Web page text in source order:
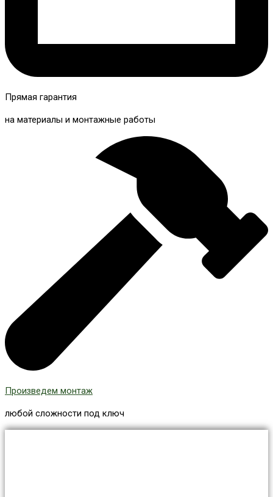
Прямая гарантия
на материалы и монтажные работы
Произведем монтаж
любой сложности под ключ